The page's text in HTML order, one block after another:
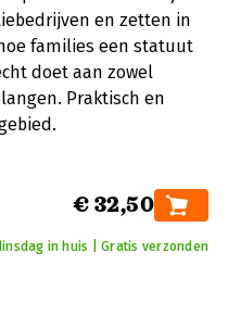
en zetten in
families een statuut
doet aan zowel
Praktisch en
€ 32,50
in huis | Gratis verzonden